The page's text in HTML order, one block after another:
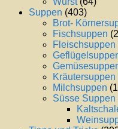
Suppen (403)
Brot-
Fischsuppen
Fleischsuppen
Kräutersuppen
Milchsuppen
Süsse Suppen